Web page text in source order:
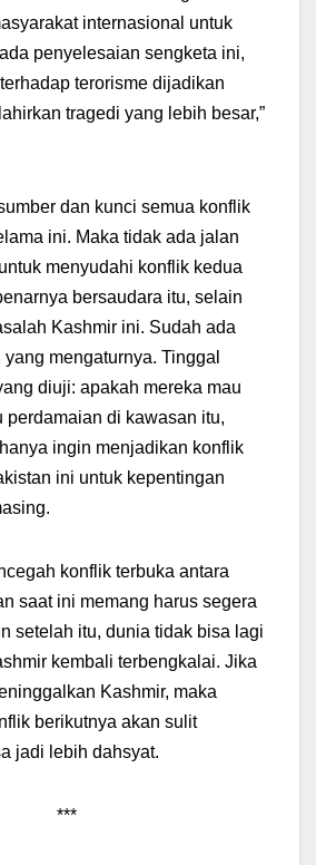
internasional untuk
penyelesaian sengketa ini,
terorisme dijadikan
tragedi yang lebih besar,”
dan kunci semua konflik
ini. Maka tidak ada jalan
menyudahi konflik kedua
bersaudara itu, selain
Kashmir ini. Sudah ada
mengaturnya. Tinggal
diuji: apakah mereka mau
perdamaian di kawasan itu,
ingin menjadikan konflik
ini untuk kepentingan
konflik terbuka antara
saat ini memang harus segera
setelah itu, dunia tidak bisa lagi
kembali terbengkalai. Jika
Kashmir, maka
berikutnya akan sulit
jadi lebih dahsyat.
***